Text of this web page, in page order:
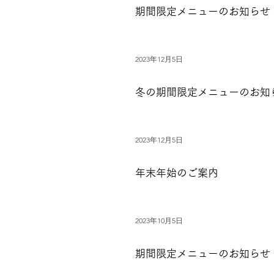
期間限定メニューのお知らせ
冬の期間限定メニューのお知
2023年12月5日
年末年始のご案内
2023年12月5日
期間限定メニューのお知らせ
2023年10月5日